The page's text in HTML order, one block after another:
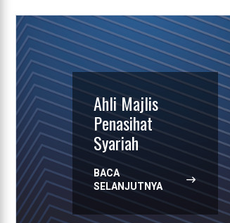
Ahli Majlis
Penasihat
Syariah
BACA
SELANJUTNYA